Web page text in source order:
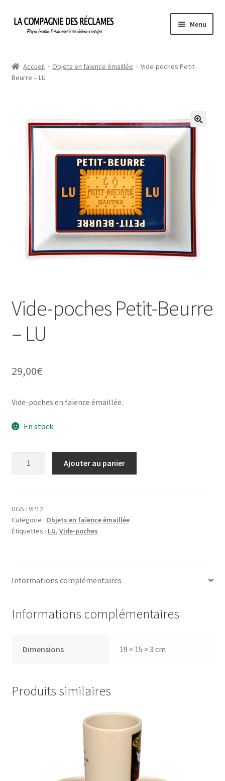
Aller
Aller
Menu
À propos de La Compagnie des Réclames
Ma Commande
Mon compte
Politique de confidentialité
Une histoire de plaques émaillées
Accueil Objets en faïence émaillée
Vide-poches Petit-
Beurre – LU
Vide-poches Petit-Beurre
– LU
29,00€
Vide-poches en faïence émaillée.
En stock
Petit-
Beurre
-
Ajouter au panier
UGS : VP12
Catégorie : Objets en faïence émaillée
Étiquettes : LU, Vide-poches
Informations complémentaires
Informations complémentaires
Dimensions 19 × 15 × 3 cm
Produits similaires